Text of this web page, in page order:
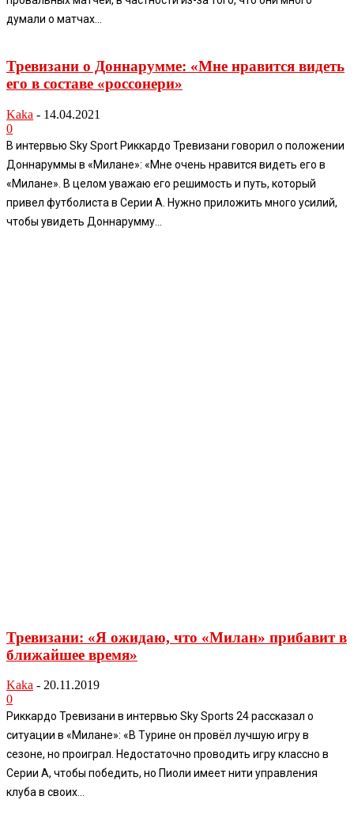
думали о матчах...
Тревизани о Доннарумме: «Мне нравится видеть
его в составе «россонери»
Kaka - 14.04.2021
0
В интервью Sky Sport Риккардо Тревизани говорил о положении
Доннаруммы в «Милане»: «Мне очень нравится видеть его в
«Милане». В целом уважаю его решимость и путь, который
привел футболиста в Серии А. Нужно приложить много усилий,
чтобы увидеть Доннарумму...
Тревизани: «Я ожидаю, что «Милан» прибавит в
ближайшее время»
Kaka - 20.11.2019
0
Риккардо Тревизани в интервью Sky Sports 24 рассказал о
ситуации в «Милане»: «В Турине он провёл лучшую игру в
сезоне, но проиграл. Недостаточно проводить игру классно в
Серии А, чтобы победить, но Пиоли имеет нити управления
клуба в своих...